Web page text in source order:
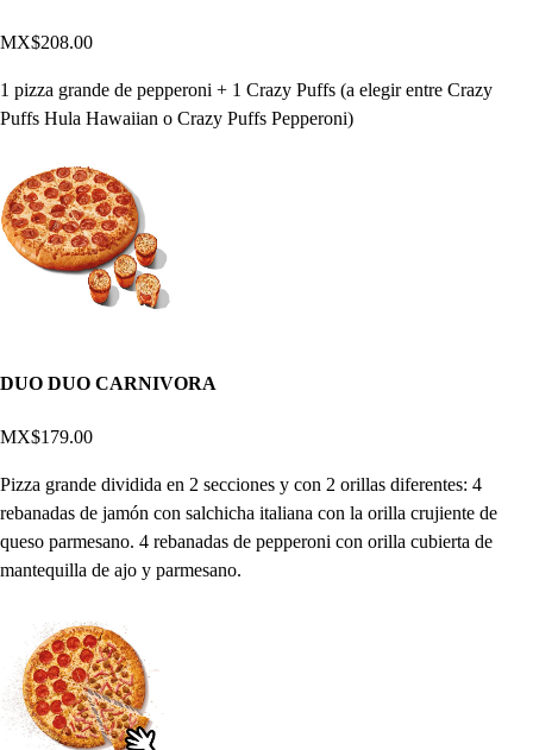
MX$208.00
1 pizza grande de pepperoni + 1 Crazy Puffs (a elegir entre Crazy
Puffs Hula Hawaiian o Crazy Puffs Pepperoni)
DUO DUO CARNIVORA
MX$179.00
Pizza grande dividida en 2 secciones y con 2 orillas diferentes: 4
rebanadas de jamón con salchicha italiana con la orilla crujiente de
queso parmesano. 4 rebanadas de pepperoni con orilla cubierta de
mantequilla de ajo y parmesano.